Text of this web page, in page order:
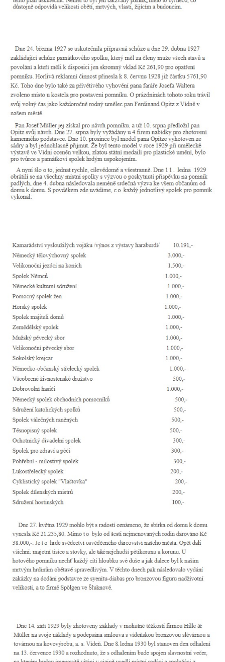
Kenotaf Oskara Ringelhana na hřbitově v
Benešově nad Ploučnicí
Hrob Šumových na hřbitově v Benešově
Hrob Theodora Sommera na hřbitově v
Benešově nad Ploučnicí
Hrob Wendelina Janiche na hřbitově v
Benešově nad Ploučnicí
Hrob Christodoulona Panayiotise na
hřbitově v Benešově nad Ploučnicí
Hrob Franze Wünsche na hřbitově v
Benešově nad Ploučnicí
Pamětní deska Samuela Fullera na zámku
v Sokolově
Šumburk nad Desnou v Tanvaldu
Hrob Pavla Patušnika na hřbitově Šumburk
nad Desnou v Tanvaldu
Hrob sovětských dětí na hřbitově Šumburk
nad Desnou v Tanvaldu
Pomník prvního a druhého odboje v
Tanvaldu
Kenotaf Josefa Staritze na hřbitově ve
Starých Křečanech
Hrob Antona Reintsche na hřbitově ve
Starých Křečanech
Hrob rodiny Klingerových na hřbitově ve
Pomník obětem 1. světové války v
Tyršových sadech v Jablonci nad Nisou
kapli svaté Alžběty Durynské v Dolních
Křečanech
Pomník Theodora Körnera v Tyršově ulici v
Šluknově
Pomník Františka Josefa I. u křížové cesty
MÚ v ulici 2. polské armády v Rumburku
Kenotaf Richarda Grossmanna na hřbitově
v Dubé